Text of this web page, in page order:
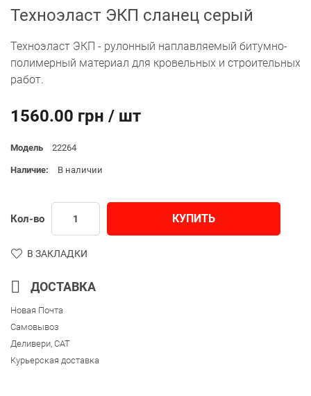
Техноэласт ЭКП сланец серый
Техноэласт ЭКП - рулонный наплавляемый битумно-
полимерный материал для кровельных и строительных
работ.
1560.00 грн / шт
Модель 22264
Наличие: В наличии
Кол-во КУПИТЬ
В ЗАКЛАДКИ
ДОСТАВКА
Новая Почта
Самовывоз
Деливери, CAT
Курьерская доставка